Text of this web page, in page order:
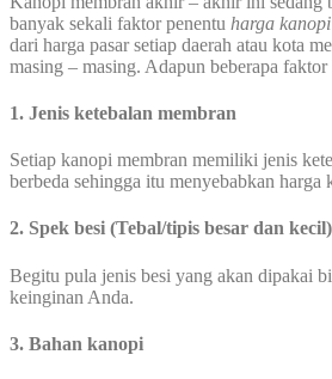
banyak sekali faktor penentu harga
dari harga pasar setiap daerah atau kota
masing – masing. Adapun beberapa
1. Jenis ketebalan membran
Setiap kanopi membran memiliki jenis
berbeda sehingga itu menyebabkan harga
2. Spek besi (Tebal/tipis besar dan kecil)
Begitu pula jenis besi yang akan dipakai
keinginan Anda.
3. Bahan kanopi